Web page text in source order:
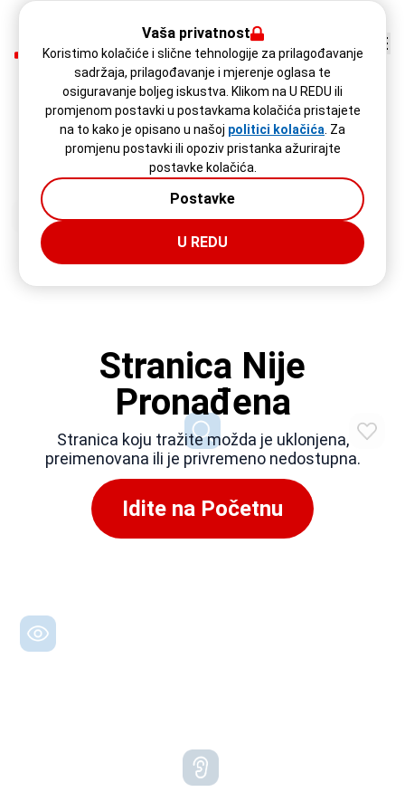
Stranica Nije
Pronađena
Stranica koju tražite možda je uklonjena,
preimenovana ili je privremeno nedostupna.
Idite na Početnu
Vaša privatnost
Koristimo kolačiće i slične tehnologije za prilagođavanje
sadržaja, prilagođavanje i mjerenje oglasa te
osiguravanje boljeg iskustva. Klikom na U REDU ili
promjenom postavki u postavkama kolačića pristajete
na to kako je opisano u našoj politici kolačića . Za
promjenu postavki ili opoziv pristanka ažurirajte
postavke kolačića.
Postavke
U REDU